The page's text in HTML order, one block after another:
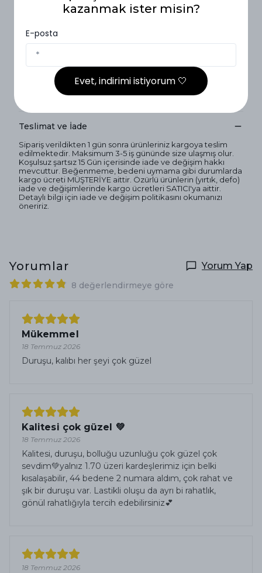
yıkanmalıdır.
Sıvı deterjan önerilir.
Sıkma: Yüksek devir tercih edilmemelidir.
Kurutma: Kurutma makinesinde yüksek sıcaklıklar
sererek kurutma yapılmalıdır.
Not: Kumaş doğal yapısı gereği ilk yıkamalarda 1-2 cm arası
çekme yapabilir.
Teslimat ve İade
Sipariş verildikten 1 gün sonra ürünleriniz kargoya teslim
edilmektedir. Maksimum 3-5 iş gününde size ulaşmış olur.
Koşulsuz şartsız 15 Gün içerisinde iade ve değişim hakkı
mevcuttur. Beğenmeme, bedeni uymama gibi durumlarda
kargo ücreti MÜŞTERİYE aittir. Özürlü ürünlerin (yırtık, defo)
iade ve değişimlerinde kargo ücretleri SATICI'ya aittir.
Detaylı bilgi için iade ve değişim politikasını okumanızı
öneririz.
Yorumlar Yorum Yap
8 değerlendirmeye göre
Mükemmel
18 Temmuz 2026
Duruşu, kalıbı her şeyi çok güzel
Kalitesi çok güzel 💚
18 Temmuz 2026
Kalitesi, duruşu, bolluğu uzunluğu çok güzel çok
sevdim💚yalnız 1.70 üzeri kardeşlerimiz için belki
kısalaşabilir, 44 bedene 2 numara aldım, çok rahat ve
şık bir duruşu var. Lastikli oluşu da ayrı bi rahatlık,
gönül rahatlığıyla tercih edebilirsiniz💕
18 Temmuz 2026
kazanmak ister misin?
E-posta
Evet, indirimi istiyorum 🤍